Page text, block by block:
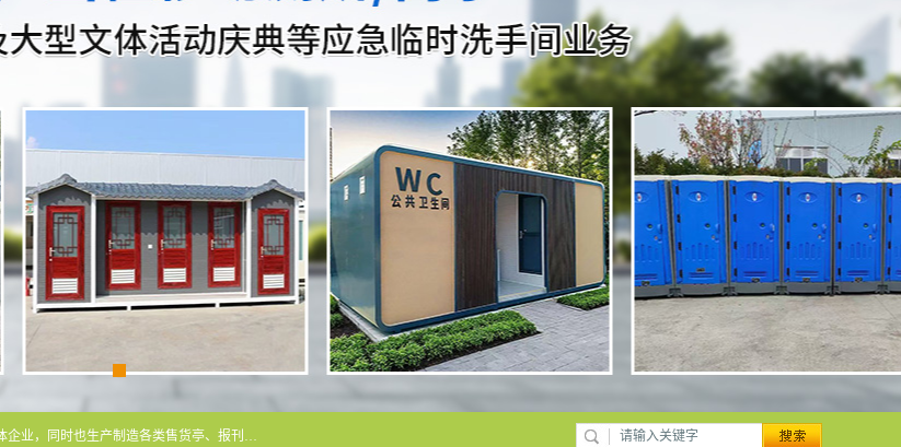
常州润隆环保科技有限公司是长期从事各类生态移动公厕制造的专业性实体企业，同时也生产制造各类售货亭、报刊亭、警卫亭等，我公司将尽全力为各用户在设计、制造、服务上提供快捷满意的全程服务，本公司愿与各用户携手共创辉煌业绩。主要产品：移动厕所;、生态厕所、 环保厕所、 流动厕所、商亭、岗亭、活动板房、移动厕所租赁等；